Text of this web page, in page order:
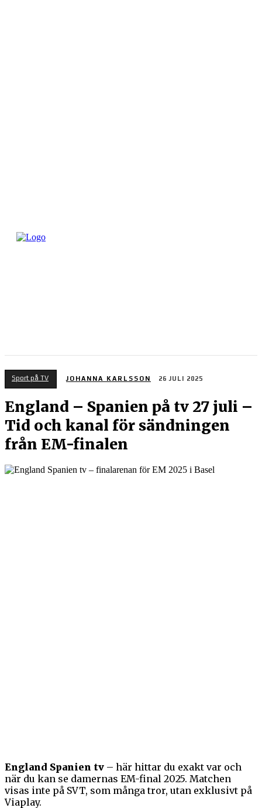
Sport på TV JOHANNA KARLSSON 26 JULI 2025
England – Spanien på tv 27 juli –
Tid och kanal för sändningen
från EM-finalen
England Spanien tv – här hittar du exakt var och
när du kan se damernas EM-final 2025. Matchen
visas inte på SVT, som många tror, utan exklusivt på
Viaplay.